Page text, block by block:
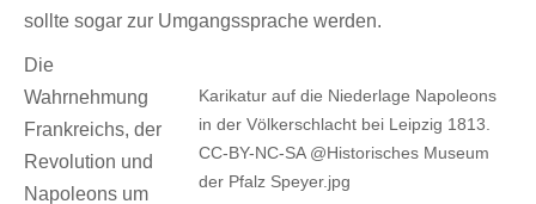
sollte sogar zur Umgangssprache werden.
Karikatur auf die Niederlage Napoleons
in der Völkerschlacht bei Leipzig 1813.
CC-BY-NC-SA @Historisches Museum
der Pfalz Speyer.jpg
Die
Wahrnehmung
Frankreichs, der
Revolution und
Napoleons um